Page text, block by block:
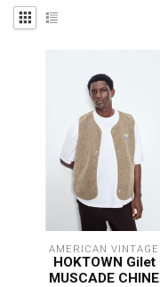
AMERICAN VINTAGE
HOKTOWN Gilet
MUSCADE CHINE